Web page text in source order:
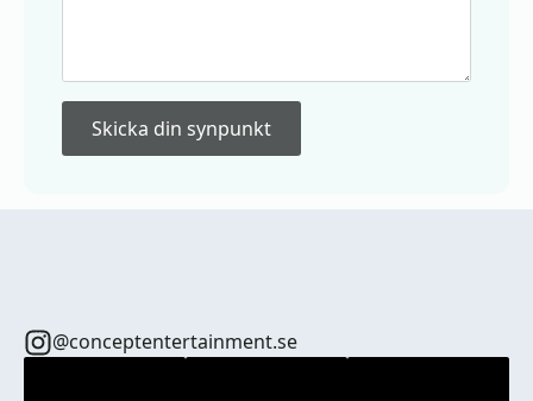
Skicka din synpunkt
@conceptentertainment.se